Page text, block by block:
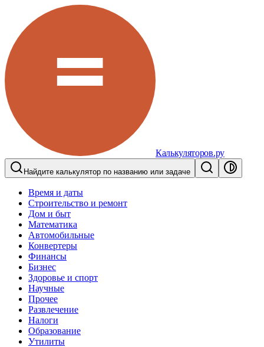
Калькуляторов.ру
Найдите калькулятор по названию или задаче
Время и даты
Строительство и ремонт
Дом и быт
Математика
Автомобильные
Конвертеры
Финансы
Бизнес
Здоровье и спорт
Научные
Прочее
Развлечение
Налоги
Образование
Утилиты